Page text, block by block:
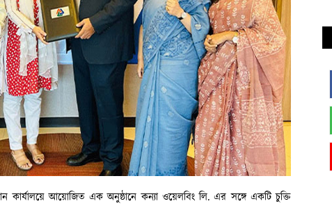
কার্যালয়ে আয়োজিত এক অনুষ্ঠানে কন্যা ওয়েলবিং লি. এর সঙ্গে একটি চুক্তি